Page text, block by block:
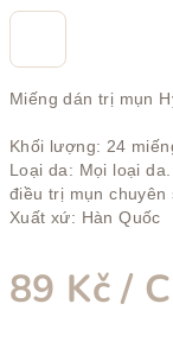
Miếng dán trị mụn
Khối lượng: 24
Loại da: Mọi loại
điều trị mụn chuyên
Xuất xứ: Hàn Quốc
89 Kč/